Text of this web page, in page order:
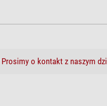
Prosimy o kontakt z naszym